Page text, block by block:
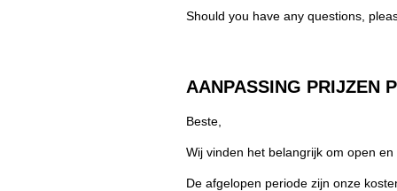
Should you have any questions,
AANPASSING PRIJZEN
Beste,
Wij vinden het belangrijk om open
De afgelopen periode zijn onze